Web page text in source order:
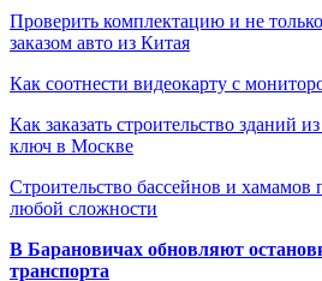
Проверить комплектацию и не
заказом авто из Китая
Как соотнести видеокарту с
Как заказать строительство зданий
ключ в Москве
Строительство бассейнов и
любой сложности
В Барановичах обновляют
транспорта